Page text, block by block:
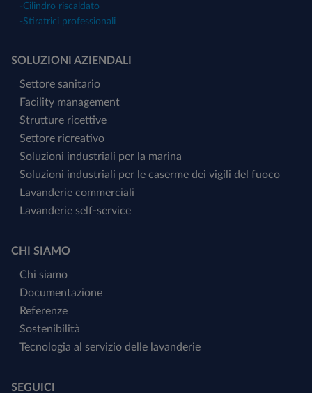
-Cilindro riscaldato
-Stiratrici professionali
SOLUZIONI AZIENDALI
Settore sanitario
Facility management
Strutture ricettive
Settore ricreativo
Soluzioni industriali per la marina
Soluzioni industriali per le caserme dei vigili del fuoco
Lavanderie commerciali
Lavanderie self-service
CHI SIAMO
Chi siamo
Documentazione
Referenze
Sostenibilità
Tecnologia al servizio delle lavanderie
SEGUICI